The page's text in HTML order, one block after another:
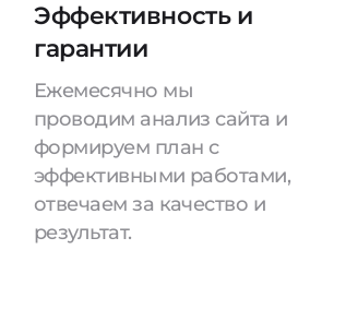
Эффективность и
гарантии
Ежемесячно мы
проводим анализ сайта и
формируем план с
эффективными работами,
отвечаем за качество и
результат.